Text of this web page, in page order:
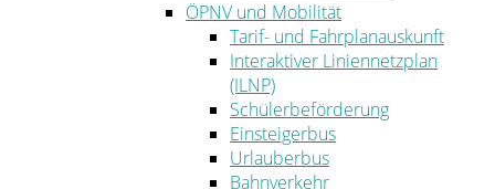
ÖPNV und Mobilität
Tarif- und Fahrplanauskunft
Interaktiver Liniennetzplan
(ILNP)
Schülerbeförderung
Einsteigerbus
Urlauberbus
Bahnverkehr